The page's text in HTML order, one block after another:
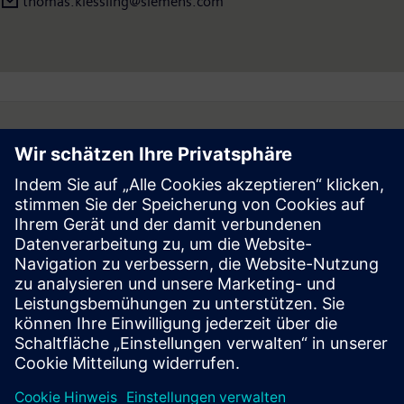
Follow
Press | Company | Siemens
© Siemens 1996 – 2026
Corporate Information
Privacy Notice